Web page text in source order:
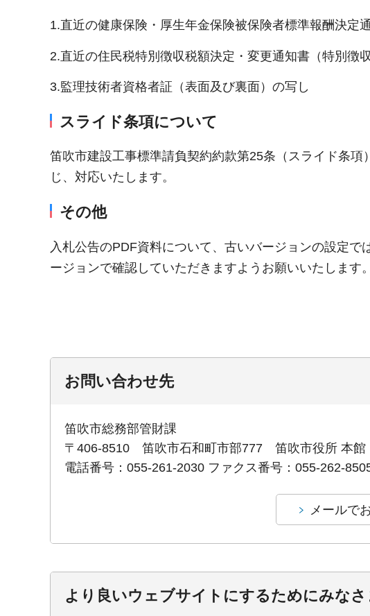
1.直近の健康保険・厚生年金保険被保険者標準報酬決定
2.直近の住民税特別徴収税額決定・変更通知書（特別徴
3.監理技術者資格者証（表面及び裏面）の写し
スライド条項について
笛吹市建設工事標準請負契約約款第25条（スライド条
じ、対応いたします。
その他
入札公告のPDF資料について、古いバージョンの設定
ージョンで確認していただきますようお願いいたします。
お問い合わせ先
笛吹市総務部管財課
〒406-8510 笛吹市石和町市部777 笛吹市役所 本館
電話番号：055-261-2030 ファクス番号：055-262-
より良いウェブサイトにするためにみな